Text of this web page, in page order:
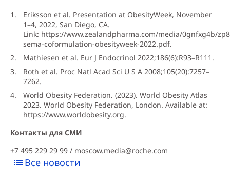
Eriksson et al. Presentation at ObesityWeek, November
1–4, 2022, San Diego, CA.
Link: https://www.zealandpharma.com/media/0gnfxg4b/
sema-coformulation-obesityweek-2022.pdf.
Mathiesen et al. Eur J Endocrinol 2022;186(6):R93–R111.
Roth et al. Proc Natl Acad Sci U S A 2008;105(20):7257–
7262.
World Obesity Federation. (2023). World Obesity Atlas
2023. World Obesity Federation, London. Available at:
https://www.worldobesity.org.
Контакты для СМИ
+7 495 229 29 99 / moscow.media@roche.com
Все новости